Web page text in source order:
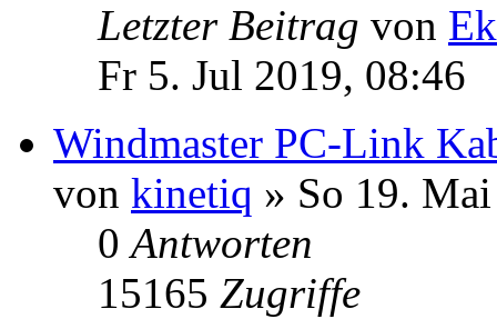
Letzter Beitrag von
Fr 5. Jul 2019, 08:46
Windmaster PC-Link
von kinetiq » So 19.
0Antworten
15165 Zugriffe